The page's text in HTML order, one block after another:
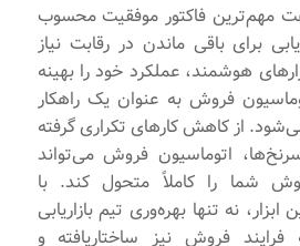
مهم‌ترین فاکتور موفقیت محسوب
برای باقی ماندن در رقابت نیاز
هوشمند، عملکرد خود را بهینه
فروش به عنوان یک راهکار
از کاهش کارهای تکراری گرفته
اتوماسیون فروش می‌تواند
شما را کاملاً متحول کند. با
نه تنها بهره‌وری تیم بازاریابی
فرایند فروش نیز ساختاریافته و